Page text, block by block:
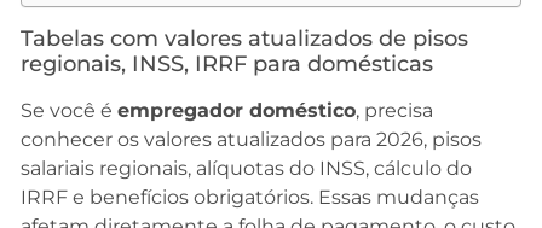
Tabelas com valores atualizados de pisos
regionais, INSS, IRRF para domésticas
Se você é empregador doméstico, precisa
conhecer os valores atualizados para 2026, pisos
salariais regionais, alíquotas do INSS, cálculo do
IRRF e benefícios obrigatórios. Essas mudanças